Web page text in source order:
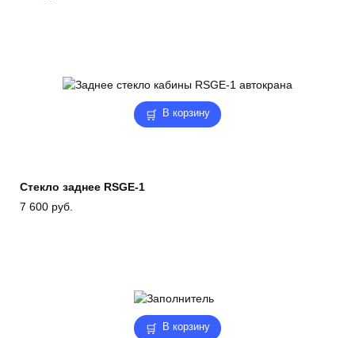
В корзину
Стекло заднее RSGE-1
7 600 руб.
В корзину